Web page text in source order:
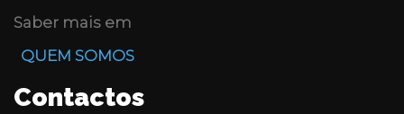
Saber mais em
QUEM SOMOS
Contactos